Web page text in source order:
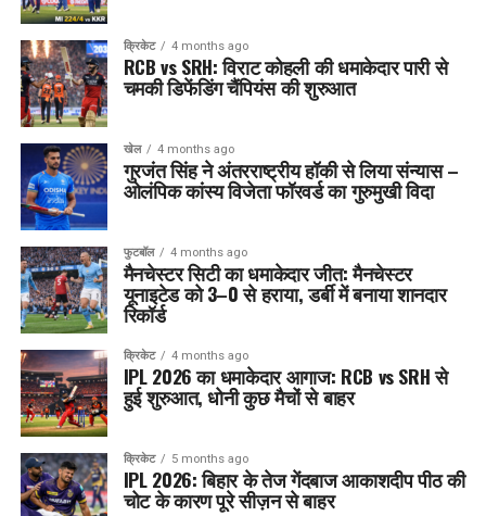
क्रिकेट 4 months ago
RCB vs SRH: विराट कोहली की धमाकेदार पारी से
चमकी डिफेंडिंग चैंपियंस की शुरुआत
खेल 4 months ago
गुरजंत सिंह ने अंतरराष्ट्रीय हॉकी से लिया संन्यास –
ओलंपिक कांस्य विजेता फॉरवर्ड का गुरुमुखी विदा
फुटबॉल 4 months ago
मैनचेस्टर सिटी का धमाकेदार जीत: मैनचेस्टर
यूनाइटेड को 3–0 से हराया, डर्बी में बनाया शानदार
रिकॉर्ड
क्रिकेट 4 months ago
IPL 2026 का धमाकेदार आगाज: RCB vs SRH से
हुई शुरुआत, धोनी कुछ मैचों से बाहर
क्रिकेट 5 months ago
IPL 2026: बिहार के तेज गेंदबाज आकाशदीप पीठ की
चोट के कारण पूरे सीज़न से बाहर